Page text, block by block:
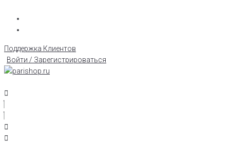
Поддержка Клиентов
Войти / Зарегистрироваться